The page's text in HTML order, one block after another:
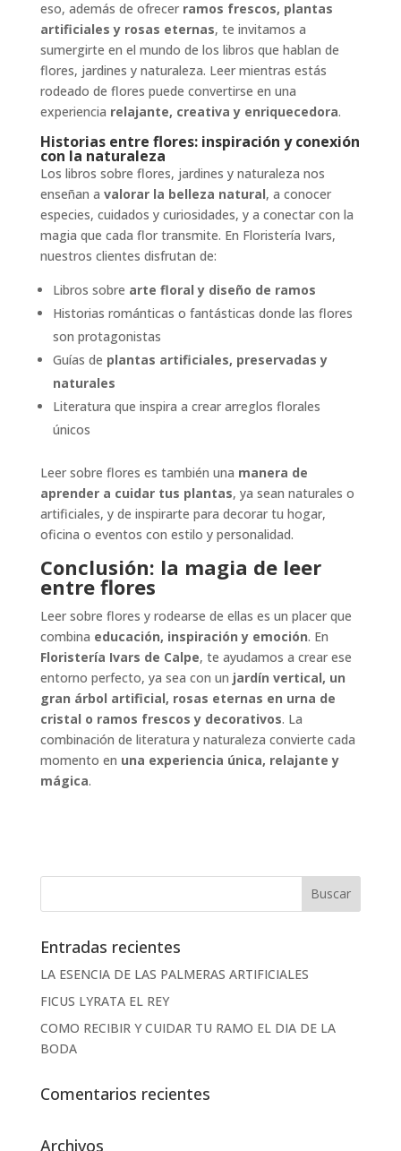
eso, además de ofrecer ramos frescos, plantas
artificiales y rosas eternas, te invitamos a
sumergirte en el mundo de los libros que hablan de
flores, jardines y naturaleza. Leer mientras estás
rodeado de flores puede convertirse en una
experiencia relajante, creativa y enriquecedora.
Historias entre flores: inspiración y conexión
con la naturaleza
Los libros sobre flores, jardines y naturaleza nos
enseñan a valorar la belleza natural, a conocer
especies, cuidados y curiosidades, y a conectar con la
magia que cada flor transmite. En Floristería Ivars,
nuestros clientes disfrutan de:
Libros sobre arte floral y diseño de ramos
Historias románticas o fantásticas donde las flores
son protagonistas
Guías de plantas artificiales, preservadas y
naturales
Literatura que inspira a crear arreglos florales
únicos
Leer sobre flores es también una manera de
aprender a cuidar tus plantas, ya sean naturales o
artificiales, y de inspirarte para decorar tu hogar,
oficina o eventos con estilo y personalidad.
Conclusión: la magia de leer
entre flores
Leer sobre flores y rodearse de ellas es un placer que
combina educación, inspiración y emoción. En
Floristería Ivars de Calpe, te ayudamos a crear ese
entorno perfecto, ya sea con un jardín vertical, un
gran árbol artificial, rosas eternas en urna de
cristal o ramos frescos y decorativos. La
combinación de literatura y naturaleza convierte cada
momento en una experiencia única, relajante y
mágica.
Entradas recientes
LA ESENCIA DE LAS PALMERAS ARTIFICIALES
FICUS LYRATA EL REY
COMO RECIBIR Y CUIDAR TU RAMO EL DIA DE LA
BODA
Comentarios recientes
Archivos